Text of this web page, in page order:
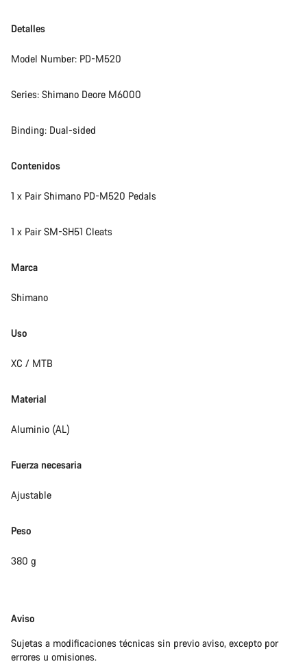
Detalles
Model Number: PD-M520
Series: Shimano Deore M6000
Binding: Dual-sided
Contenidos
1 x Pair Shimano PD-M520 Pedals
1 x Pair SM-SH51 Cleats
Marca
Shimano
Uso
XC / MTB
Material
Aluminio (AL)
Fuerza necesaria
Ajustable
Peso
380 g
Exención
responsabilidades
Aviso
Sujetas a modificaciones técnicas sin previo aviso, excepto por
errores u omisiones.